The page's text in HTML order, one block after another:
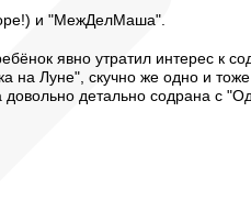
и "МежДелМаша".
явно утратил интерес к
на Луне", скучно же одно и тоже
детально содрана с